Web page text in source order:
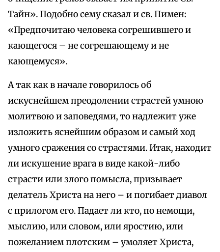
Тайн». Подобно сему сказал и св. Пимен:
«Предпочитаю человека согрешившего и
кающегося – не согрешающему и не
кающемуся».
А так как в начале говорилось об
искуснейшем преодолении страстей умною
молитвою и заповедями, то надлежит уже
изложить яснейшим образом и самый ход
умного сражения со страстями. Итак, находит
ли искушение врага в виде какой-либо
страсти или злого помысла, призывает
делатель Христа на него – и погибает диавол
с прилогом его. Падает ли кто, по немощи,
мыслию, или словом, или яростию, или
пожеланием плотским – умоляет Христа,